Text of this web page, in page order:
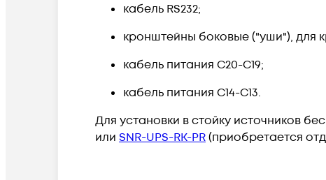
кабель RS232;
кронштейны боковые ("уши"), для
кабель питания С20-С19;
кабель питания С14-С13.
Для установки в стойку источников
или SNR-UPS-RK-PR(приобретается